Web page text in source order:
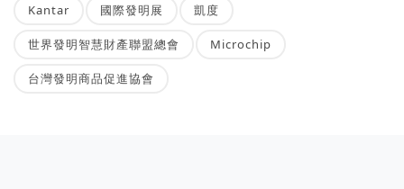
Kantar 國際發明展 凱度
世界發明智慧財產聯盟總會 Microchip
台灣發明商品促進協會